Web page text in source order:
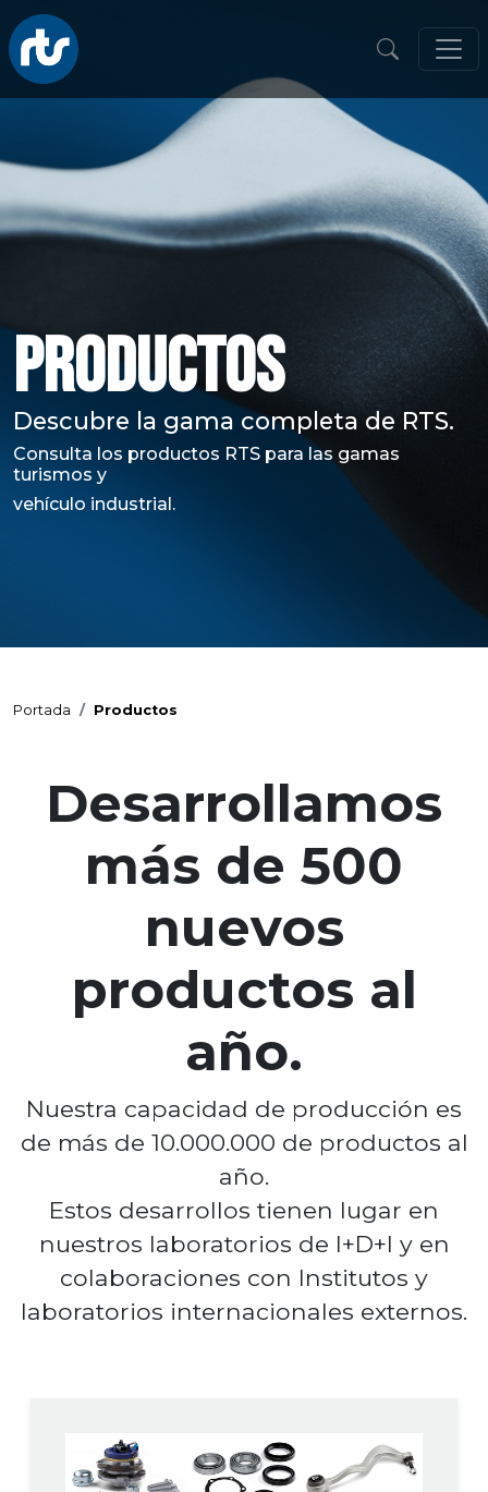
Productos
Descubre la gama completa de RTS.
Consulta los productos RTS para las gamas
turismos y
vehículo industrial.
Portada Productos
Desarrollamos
más de 500
nuevos
productos al
año.
Nuestra capacidad de producción es
de más de 10.000.000 de productos al
año.
Estos desarrollos tienen lugar en
nuestros laboratorios de I+D+I y en
colaboraciones con Institutos y
laboratorios internacionales externos.